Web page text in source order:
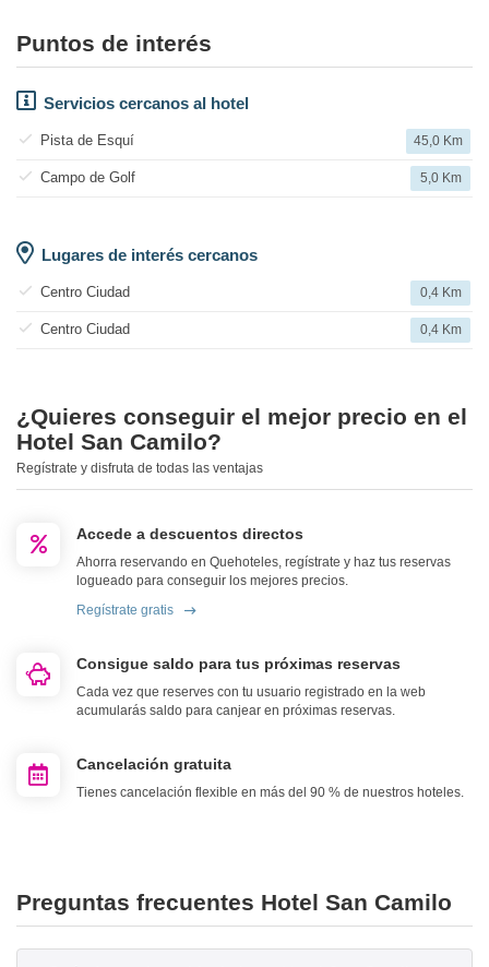
Puntos de interés
Servicios cercanos al hotel
Pista de Esquí 45,0 Km
Campo de Golf 5,0 Km
Lugares de interés cercanos
Centro Ciudad 0,4 Km
Centro Ciudad 0,4 Km
¿Quieres conseguir el mejor precio en el
Hotel San Camilo?
Regístrate y disfruta de todas las ventajas
Accede a descuentos directos
Ahorra reservando en Quehoteles, regístrate y haz tus reservas
logueado para conseguir los mejores precios.
Regístrate gratis
Consigue saldo para tus próximas reservas
Cada vez que reserves con tu usuario registrado en la web
acumularás saldo para canjear en próximas reservas.
Cancelación gratuita
Tienes cancelación flexible en más del 90 % de nuestros hoteles.
Preguntas frecuentes Hotel San Camilo